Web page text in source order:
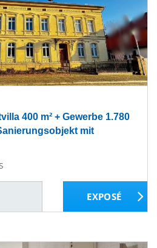
400 m² + Gewerbe 1.780
mit